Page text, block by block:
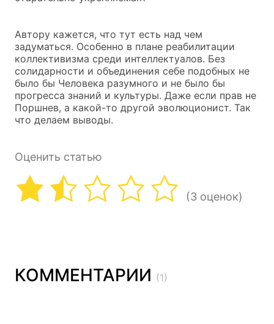
Автору кажется, что тут есть над чем
задуматься. Особенно в плане реабилитации
коллективизма среди интеллектуалов. Без
солидарности и объединения себе подобных не
было бы Человека разумного и не было бы
прогресса знаний и культуры. Даже если прав не
Поршнев, а какой-то другой эволюционист. Так
что делаем выводы.
Оценить статью
(3 оценок)
КОММЕНТАРИИ (1)